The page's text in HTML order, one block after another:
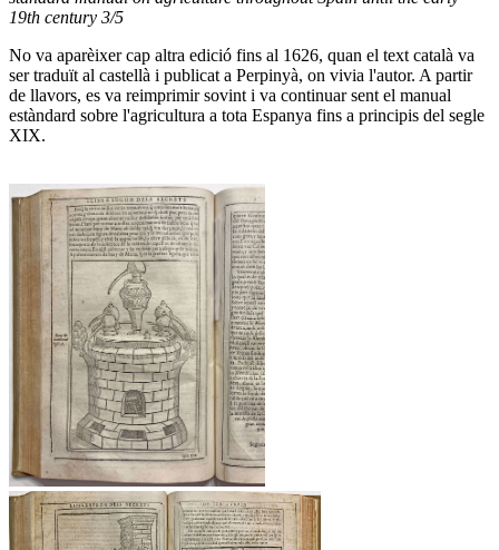
19th century 3/5
No va aparèixer cap altra edició fins al 1626, quan el text català va
ser traduït al castellà i publicat a Perpinyà, on vivia l'autor. A partir
de llavors, es va reimprimir sovint i va continuar sent el manual
estàndard sobre l'agricultura a tota Espanya fins a principis del segle
XIX.